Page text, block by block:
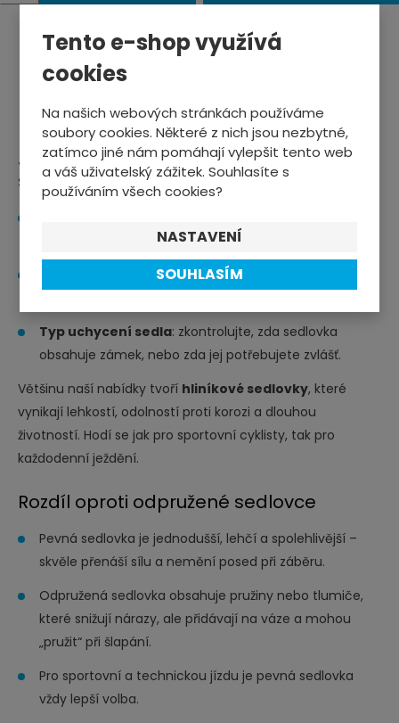
Tento e-shop využívá
cookies
Na našich webových stránkách používáme
soubory cookies. Některé z nich jsou nezbytné,
zatímco jiné nám pomáhají vylepšit tento web
a váš uživatelský zážitek. Souhlasíte s
používáním všech cookies?
NASTAVENÍ
SOUHLASÍM
ZOBRAZIT VÍCE PRODUKTŮ
Jak vybrat pevnou sedlovku pro horská i
silniční kola?
31,6 mm – odpovídá otvoru v rámu.
: standardně 350–400 mm – záleží na výšce
Typ uchycení sedla: zkontrolujte, zda sedlovka
obsahuje zámek, nebo zda jej potřebujete zvlášť.
Většinu naší nabídky tvoří hliníkové sedlovky, které
vynikají lehkostí, odolností proti korozi a dlouhou
životností. Hodí se jak pro sportovní cyklisty, tak pro
každodenní ježdění.
Rozdíl oproti odpružené sedlovce
Pevná sedlovka je jednodušší, lehčí a spolehlivější –
skvěle přenáší sílu a nemění posed při záběru.
Odpružená sedlovka obsahuje pružiny nebo tlumiče,
které snižují nárazy, ale přidávají na váze a mohou
„pružit“ při šlapání.
Pro sportovní a technickou jízdu je pevná sedlovka
vždy lepší volba.